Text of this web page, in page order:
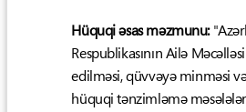
Hüquqi əsas məzmunu:
Respublikasının Ailə
edilməsi, qüvvəyə minməsi
hüquqi tənzimləmə